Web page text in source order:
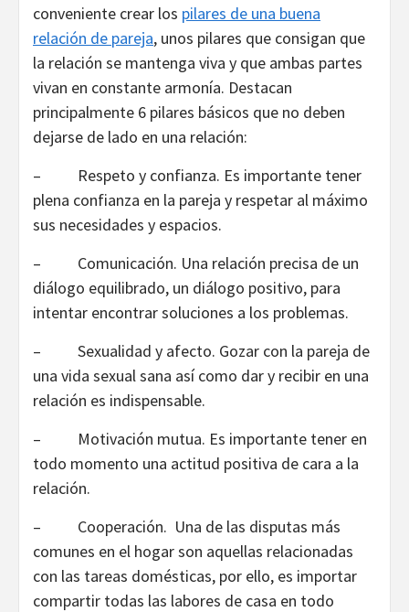
conveniente crear los pilares de una buena
relación de pareja, unos pilares que consigan que
la relación se mantenga viva y que ambas partes
vivan en constante armonía. Destacan
principalmente 6 pilares básicos que no deben
dejarse de lado en una relación:
– Respeto y confianza. Es importante tener
plena confianza en la pareja y respetar al máximo
sus necesidades y espacios.
– Comunicación. Una relación precisa de un
diálogo equilibrado, un diálogo positivo, para
intentar encontrar soluciones a los problemas.
– Sexualidad y afecto. Gozar con la pareja de
una vida sexual sana así como dar y recibir en una
relación es indispensable.
– Motivación mutua. Es importante tener en
todo momento una actitud positiva de cara a la
relación.
– Cooperación. Una de las disputas más
comunes en el hogar son aquellas relacionadas
con las tareas domésticas, por ello, es importar
compartir todas las labores de casa en todo